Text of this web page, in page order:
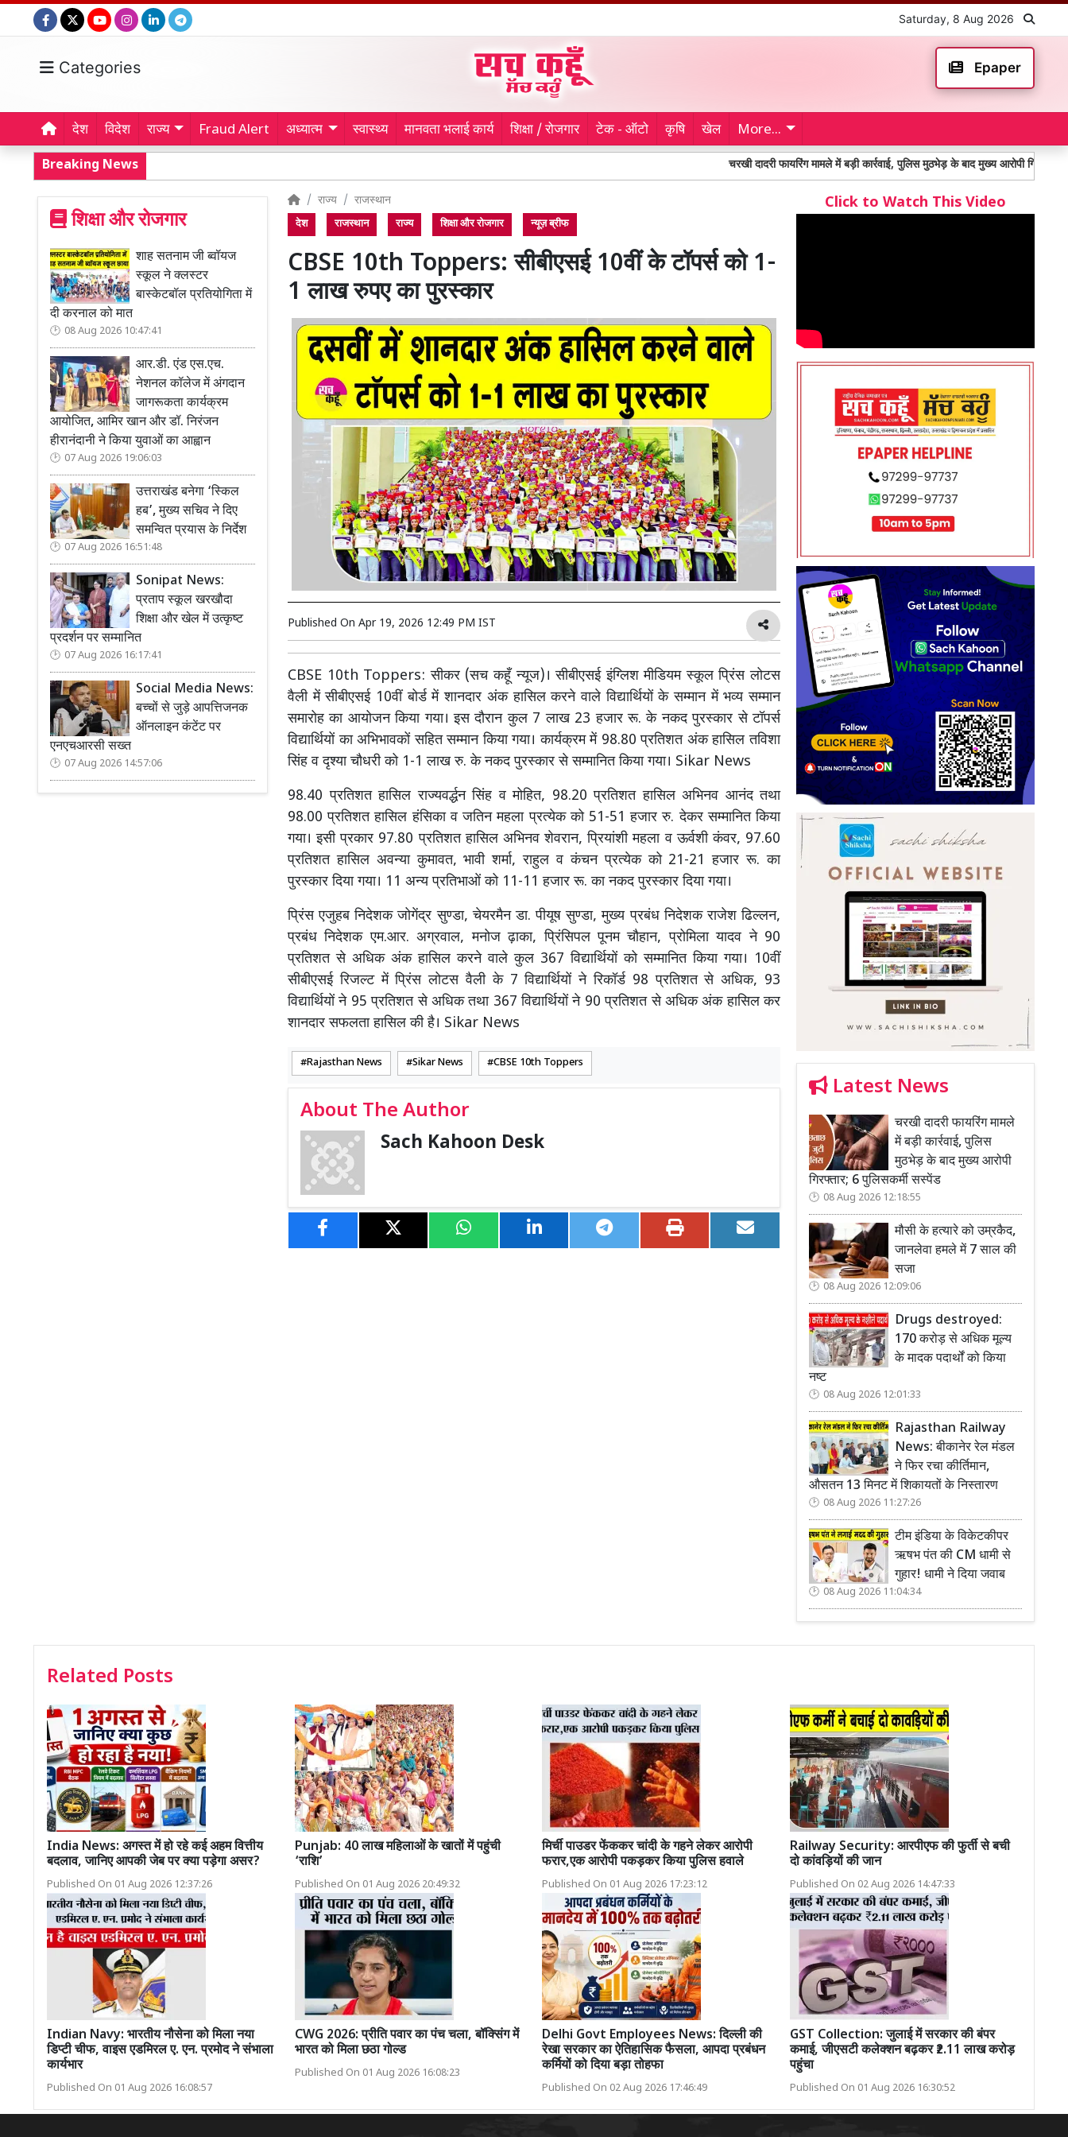
Saturday, 8 Aug 2026
Categories Epaper
देश विदेश राज्य Fraud Alert अध्यात्म स्वास्थ्य मानवता भलाई कार्य शिक्षा / रोजगार टेक - ऑटो कृषि खेल More...
Breaking News चरखी दादरी फायरिंग मामले में बड़ी कार्रवाई, पुलिस मुठभेड़ के बाद मुख्य आरोपी गिरफ्तार; 6
शिक्षा और रोजगार
शाह सतनाम जी ब्वॉयज
स्कूल ने क्लस्टर
बास्केटबॉल प्रतियोगिता में
दी करनाल को मात
08 Aug 2026 10:47:41
आर.डी. एंड एस.एच.
नेशनल कॉलेज में अंगदान
जागरूकता कार्यक्रम
आयोजित, आमिर खान और डॉ. निरंजन
हीरानंदानी ने किया युवाओं का आह्वान
07 Aug 2026 19:06:03
उत्तराखंड बनेगा ‘स्किल
हब’, मुख्य सचिव ने दिए
समन्वित प्रयास के निर्देश
07 Aug 2026 16:51:48
Sonipat News:
प्रताप स्कूल खरखौदा
शिक्षा और खेल में उत्कृष्ट
प्रदर्शन पर सम्मानित
07 Aug 2026 16:17:41
Social Media News:
बच्चों से जुड़े आपत्तिजनक
ऑनलाइन कंटेंट पर
एनएचआरसी सख्त
07 Aug 2026 14:57:06
राज्य राजस्थान
देश राजस्थान राज्य शिक्षा और रोजगार न्यूज़ ब्रीफ
CBSE 10th Toppers: सीबीएसई 10वीं के टॉपर्स को 1-
1 लाख रुपए का पुरस्कार
Published On Apr 19, 2026 12:49 PM IST
CBSE 10th Toppers: सीकर (सच कहूँ न्यूज)। सीबीएसई इंग्लिश मीडियम स्कूल प्रिंस लोटस
वैली में सीबीएसई 10वीं बोर्ड में शानदार अंक हासिल करने वाले विद्यार्थियों के सम्मान में भव्य सम्मान
समारोह का आयोजन किया गया। इस दौरान कुल 7 लाख 23 हजार रू. के नकद पुरस्कार से टॉपर्स
विद्यार्थियों का अभिभावकों सहित सम्मान किया गया। कार्यक्रम में 98.80 प्रतिशत अंक हासिल तविशा
सिंह व दृश्या चौधरी को 1-1 लाख रु. के नकद पुरस्कार से सम्मानित किया गया। Sikar News
98.40 प्रतिशत हासिल राज्यवर्द्धन सिंह व मोहित, 98.20 प्रतिशत हासिल अभिनव आनंद तथा
98.00 प्रतिशत हासिल हंसिका व जतिन महला प्रत्येक को 51-51 हजार रु. देकर सम्मानित किया
गया। इसी प्रकार 97.80 प्रतिशत हासिल अभिनव शेवरान, प्रियांशी महला व ऊर्वशी कंवर, 97.60
प्रतिशत हासिल अवन्या कुमावत, भावी शर्मा, राहुल व कंचन प्रत्येक को 21-21 हजार रू. का
पुरस्कार दिया गया। 11 अन्य प्रतिभाओं को 11-11 हजार रू. का नकद पुरस्कार दिया गया।
प्रिंस एजुहब निदेशक जोगेंद्र सुण्डा, चेयरमैन डा. पीयूष सुण्डा, मुख्य प्रबंध निदेशक राजेश ढिल्लन,
प्रबंध निदेशक एम.आर. अग्रवाल, मनोज ढ़ाका, प्रिंसिपल पूनम चौहान, प्रोमिला यादव ने 90
प्रतिशत से अधिक अंक हासिल करने वाले कुल 367 विद्यार्थियों को सम्मानित किया गया। 10वीं
सीबीएसई रिजल्ट में प्रिंस लोटस वैली के 7 विद्यार्थियों ने रिकॉर्ड 98 प्रतिशत से अधिक, 93
विद्यार्थियों ने 95 प्रतिशत से अधिक तथा 367 विद्यार्थियों ने 90 प्रतिशत से अधिक अंक हासिल कर
शानदार सफलता हासिल की है। Sikar News
Rajasthan News Sikar News CBSE 10th Toppers
About The Author
Sach Kahoon Desk
Click to Watch This Video
Latest News
चरखी दादरी फायरिंग मामले
में बड़ी कार्रवाई, पुलिस
मुठभेड़ के बाद मुख्य आरोपी
गिरफ्तार; 6 पुलिसकर्मी सस्पेंड
08 Aug 2026 12:18:55
मौसी के हत्यारे को उम्रकैद,
जानलेवा हमले में 7 साल की
सजा
08 Aug 2026 12:09:06
Drugs destroyed:
170 करोड़ से अधिक मूल्य
के मादक पदार्थों को किया
नष्ट
08 Aug 2026 12:01:33
Rajasthan Railway
News: बीकानेर रेल मंडल
ने फिर रचा कीर्तिमान,
औसतन 13 मिनट में शिकायतों के निस्तारण
08 Aug 2026 11:27:26
टीम इंडिया के विकेटकीपर
ऋषभ पंत की CM धामी से
गुहार! धामी ने दिया जवाब
08 Aug 2026 11:04:34
Related Posts
India News: अगस्त में हो रहे कई अहम वित्तीय
बदलाव, जानिए आपकी जेब पर क्या पड़ेगा असर?
Published On 01 Aug 2026 12:37:26
Punjab: 40 लाख महिलाओं के खातों में पहुंची
‘राशि’
Published On 01 Aug 2026 20:49:32
मिर्ची पाउडर फेंककर चांदी के गहने लेकर आरोपी
फरार,एक आरोपी पकड़कर किया पुलिस हवाले
Published On 01 Aug 2026 17:23:12
Railway Security: आरपीएफ की फुर्ती से बची
दो कांवड़ियों की जान
Published On 02 Aug 2026 14:47:33
Indian Navy: भारतीय नौसेना को मिला नया
डिप्टी चीफ, वाइस एडमिरल ए. एन. प्रमोद ने संभाला
कार्यभार
Published On 01 Aug 2026 16:08:57
CWG 2026: प्रीति पवार का पंच चला, बॉक्सिंग में
भारत को मिला छठा गोल्ड
Published On 01 Aug 2026 16:08:23
Delhi Govt Employees News: दिल्ली की
रेखा सरकार का ऐतिहासिक फैसला, आपदा प्रबंधन
कर्मियों को दिया बड़ा तोहफा
Published On 02 Aug 2026 17:46:49
GST Collection: जुलाई में सरकार की बंपर
कमाई, जीएसटी कलेक्शन बढ़कर ₹2.11 लाख करोड़
पहुंचा
Published On 01 Aug 2026 16:30:52